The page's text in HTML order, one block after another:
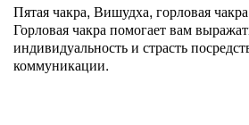
Пятая чакра, Вишудха, горловая чакра
Горловая чакра помогает вам
индивидуальность и страсть
коммуникации.